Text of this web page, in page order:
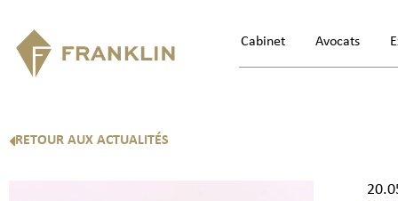
Cabinet Avocats
RETOUR AUX ACTUALITÉS